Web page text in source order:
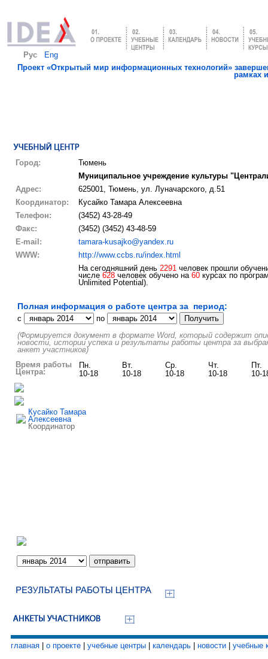
Рус
Eng
Проект «Открытый мир информационных технологий»
рамках
Город:
Тюмень
Муниципальное учреждение культуры
Адрес:
625001, Тюмень, ул. Луначарского, д.51
Координатор:
Кусайко Тамара Алексеевна
Телефон:
(3452) 43-28-49
Факс:
(3452) (3452) 43-48-59
E-mail:
tamara-kusajko@yandex.ru
WWW:
http://www.ccbs.ru/index.html
На сегодняшний день 2291 человек прошли
числе 628 человек обучено на 60 курсах по
Unlimited Potential).
Полная информация о работе центра за период:
c
по
(Формируется документ в формате Word, который содержит
новости, истории успеха и результаты работы центра за
анкет участников)
Время работы
Центра:
Пн. Вт. Ср. Чт.
Пт.
10-18
10-18 10-18 10-18 10-
Кусайко Тамара
Алексеевна
Координатор
главная о проекте учебные центры календарь новости учебные